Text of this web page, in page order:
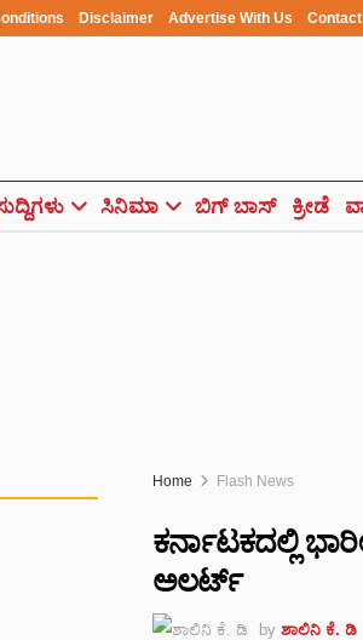
Disclaimer Advertise With Us
ಸಿನಿಮಾ ಬಿಗ್ ಬಾಸ್ ಕ್ರೀಡೆ
Home Flash News
ಕರ್ನಾಟಕದಲ್ಲಿ
ಅಲರ್ಟ್
by ಶಾಲಿನಿ ಕೆ. ಡಿ